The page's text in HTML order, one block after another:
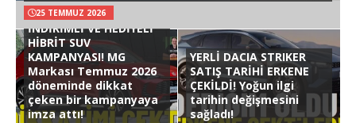
25 TEMMUZ 2026
İNDİRİMLİ VE HEDİYELİ
HİBRİT SUV
KAMPANYASI! MG
Markası Temmuz 2026
döneminde dikkat
çeken bir kampanyaya
imza attı!
YERLİ DACIA STRIKER
SATIŞ TARİHİ ERKENE
ÇEKİLDİ! Yoğun ilgi
tarihin değişmesini
sağladı!